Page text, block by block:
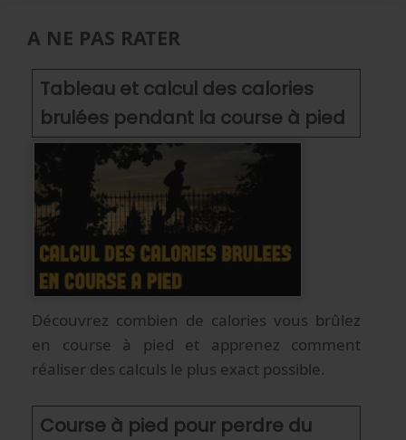
A NE PAS RATER
Tableau et calcul des calories
brulées pendant la course à pied
Découvrez combien de calories vous brûlez
en course à pied et apprenez comment
réaliser des calculs le plus exact possible.
Course à pied pour perdre du